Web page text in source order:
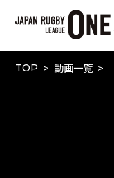
TOP 動画一覧